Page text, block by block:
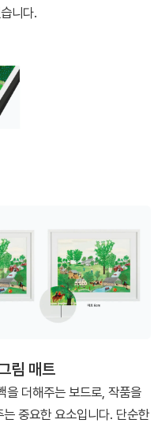
니다.
림 매트
을 더해주는 보드로, 작품을
중요한 요소입니다. 단순한